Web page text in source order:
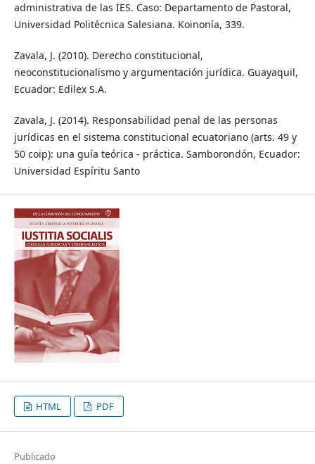
administrativa de las IES. Caso: Departamento de Pastoral,
Universidad Politécnica Salesiana. Koinonía, 339.
Zavala, J. (2010). Derecho constitucional,
neoconstitucionalismo y argumentación jurídica. Guayaquil,
Ecuador: Edilex S.A.
Zavala, J. (2014). Responsabilidad penal de las personas
jurídicas en el sistema constitucional ecuatoriano (arts. 49 y
50 coip): una guía teórica - práctica. Samborondón, Ecuador:
Universidad Espíritu Santo
HTML PDF
Publicado